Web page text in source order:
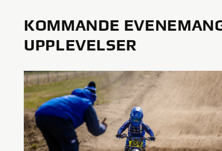
KOMMANDE
UPPLEVELSER